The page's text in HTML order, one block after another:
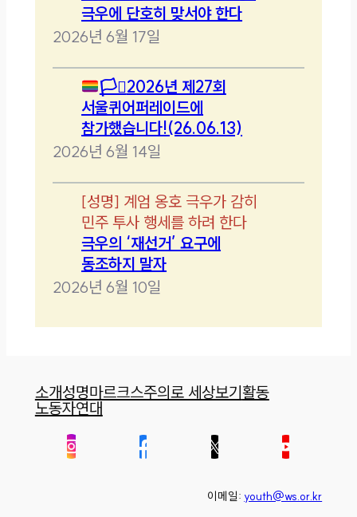
극우에 단호히 맞서야 한다
2026년 6월 17일
🏳️‍⚧️2026년 제27회
서울퀴어퍼레이드에
참가했습니다!(26.06.13)
2026년 6월 14일
[성명] 계엄 옹호 극우가 감히
민주 투사 행세를 하려 한다
극우의 ‘재선거’ 요구에
동조하지 말자
2026년 6월 10일
소개성명마르크스주의로 세상보기활동
노동자연대
이메일: youth@ws.or.kr